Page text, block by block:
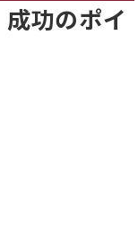
功のポイ